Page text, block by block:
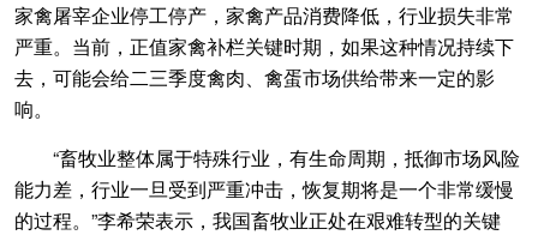
家禽屠宰企业停工停产，家禽产品消费降低，行业损失非常
严重。当前，正值家禽补栏关键时期，如果这种情况持续下
去，可能会给二三季度禽肉、禽蛋市场供给带来一定的影
响。
“畜牧业整体属于特殊行业，有生命周期，抵御市场风险
能力差，行业一旦受到严重冲击，恢复期将是一个非常缓慢
的过程。”李希荣表示，我国畜牧业正处在艰难转型的关键